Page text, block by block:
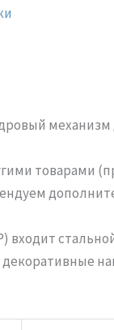
товарами
входит